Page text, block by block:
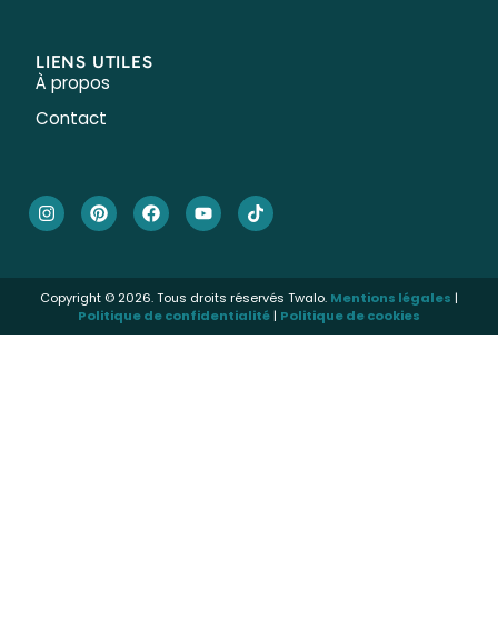
LIENS UTILES
À propos
Contact
Copyright © 2026. Tous droits réservés Twalo. Mentions légales |
Politique de confidentialité| Politique de cookies